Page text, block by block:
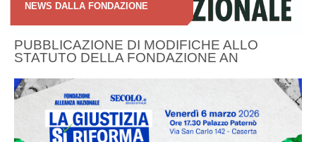
NEWS DALLA FONDAZIONE
PUBBLICAZIONE DI MODIFICHE ALLO
STATUTO DELLA FONDAZIONE AN